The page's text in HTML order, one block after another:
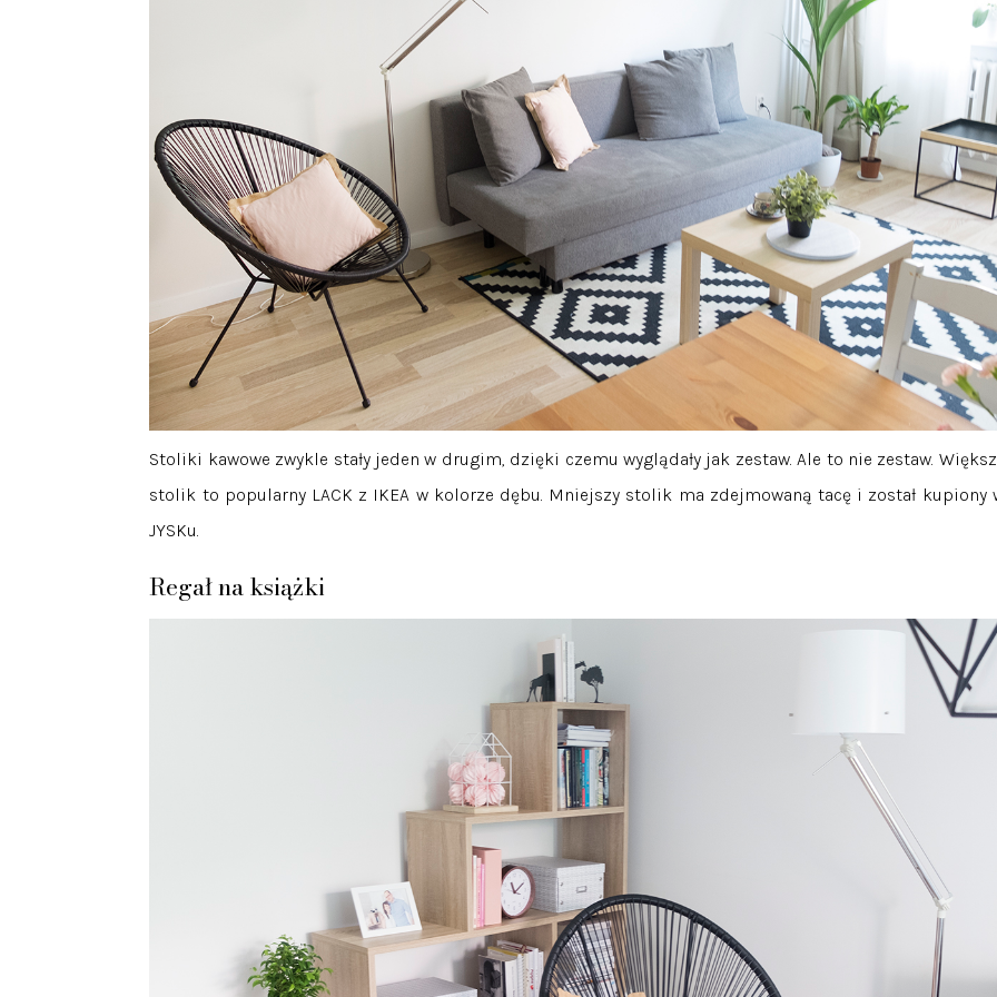
Stoliki kawowe zwykle stały jeden w drugim, dzięki czemu wyglądały jak zestaw. Ale to nie zestaw.
stolik to popularny LACK z IKEA w kolorze dębu. Mniejszy stolik ma zdejmowaną tacę i został kupiony
JYSKu.
Regał na książki